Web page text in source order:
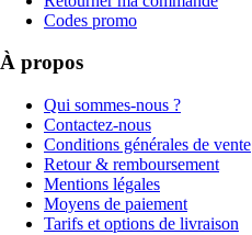
Codes promo
À propos
Qui sommes-nous ?
Contactez-nous
Conditions générales de vente
Retour & remboursement
Mentions légales
Moyens de paiement
Tarifs et options de livraison